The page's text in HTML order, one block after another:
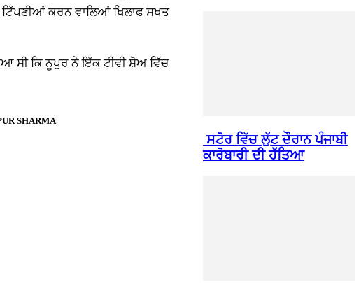
ਟਿੱਪਣੀਆਂ ਕਰਨ ਵਾਲਿਆਂ ਖਿਲਾਫ ਸਖਤ
ਸੀ ਕਿ ਨੂਪੁਰ ਨੇ ਇੱਕ ਟੀਵੀ ਸ਼ੋਅ ਵਿੱਚ
SHARMA
ਸਟੋਰ ਵਿੱਚ ਲੁੱਟ ਦੌਰਾਨ ਪੰਜਾਬੀ
ਕਾਰੋਬਾਰੀ ਦੀ ਹੱਤਿਆ